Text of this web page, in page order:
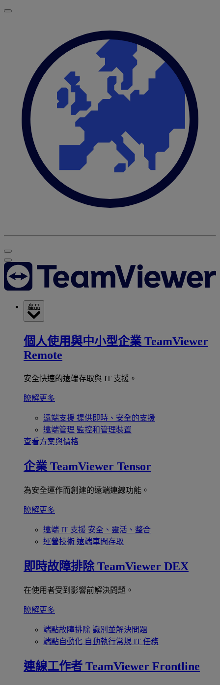
產品
個人使用與中小型企業 TeamViewer
Remote
安全快速的遠端存取與 IT 支援。
瞭解更多
遠端支援 提供即時、安全的支援
遠端管理 監控和管理裝置
查看方案與價格
企業 TeamViewer Tensor
為安全運作而創建的遠端連線功能。
瞭解更多
遠端 IT 支援 安全、靈活、整合
運營技術 遠端車間存取
即時故障排除 TeamViewer DEX
在使用者受到影響前解決問題。
瞭解更多
端點故障排除 識別並解決問題
端點自動化 自動執行常規 IT 任務
連線工作者 TeamViewer Frontline